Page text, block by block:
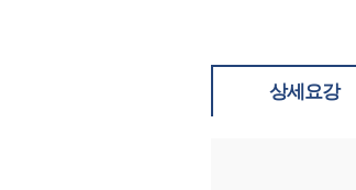
상세요강